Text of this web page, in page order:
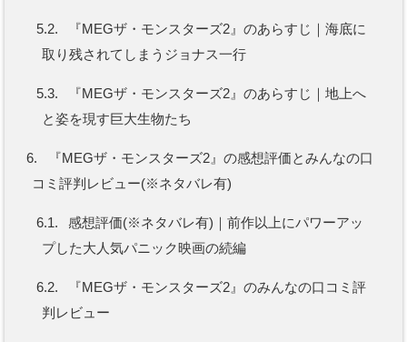
5.2.
『MEGザ・モンスターズ2』のあらすじ｜海底に
取り残されてしまうジョナス一行
5.3.
『MEGザ・モンスターズ2』のあらすじ｜地上へ
と姿を現す巨大生物たち
6.
『MEGザ・モンスターズ2』の感想評価とみんなの口
コミ評判レビュー(※ネタバレ有)
6.1.
感想評価(※ネタバレ有)｜前作以上にパワーアッ
プした大人気パニック映画の続編
6.2.
『MEGザ・モンスターズ2』のみんなの口コミ評
判レビュー